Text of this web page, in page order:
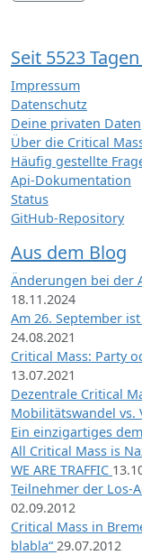
Seit 5523
Impressum
Datenschutz
Deine privaten Daten
Über die Critical
Häufig gestellte
Api-Dokumentation
Status
GitHub-Repository
Aus dem Blog
Änderungen bei der
18.11.2024
Am 26. September
24.08.2021
Critical Mass: Party
13.07.2021
Dezentrale Critical
Mobilitätswandel vs.
Ein einzigartiges
All Critical Mass is
WE ARE TRAFFIC
Teilnehmer der Los-
02.09.2012
Critical Mass in
blabla“ 29.07.2012